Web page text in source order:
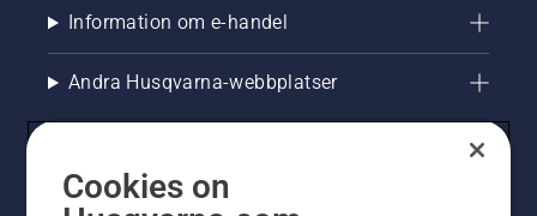
Information om e-handel
Andra Husqvarna-webbplatser
Cookies on